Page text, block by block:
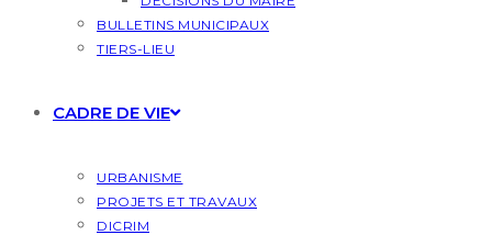
BULLETINS MUNICIPAUX
TIERS-LIEU
CADRE DE VIE
URBANISME
PROJETS ET TRAVAUX
DICRIM